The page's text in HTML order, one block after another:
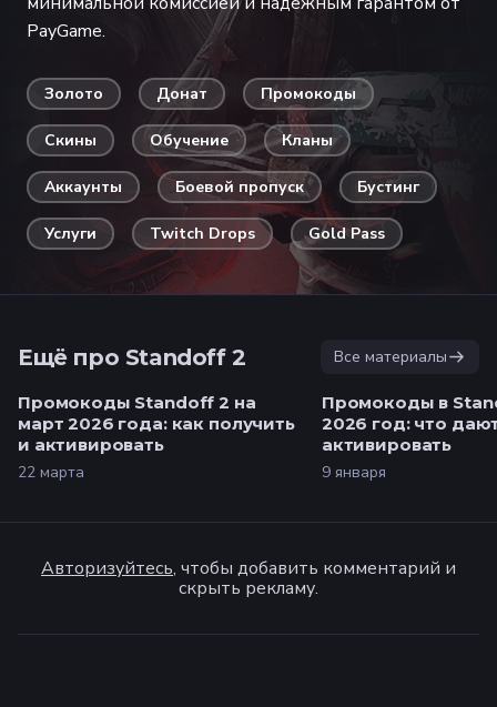
PayGame.
Золото Донат Промокоды
Скины Обучение Кланы
Аккаунты Боевой пропуск Бустинг
Услуги Twitch Drops Gold Pass
Ещё про Standoff 2 Все материалы
Промокоды Standoff 2 на
март 2026 года: как получить
и активировать
22 марта
Промокоды в
2026 год: что
активировать
9 января
Авторизуйтесь, чтобы добавить комментарий и
скрыть рекламу.